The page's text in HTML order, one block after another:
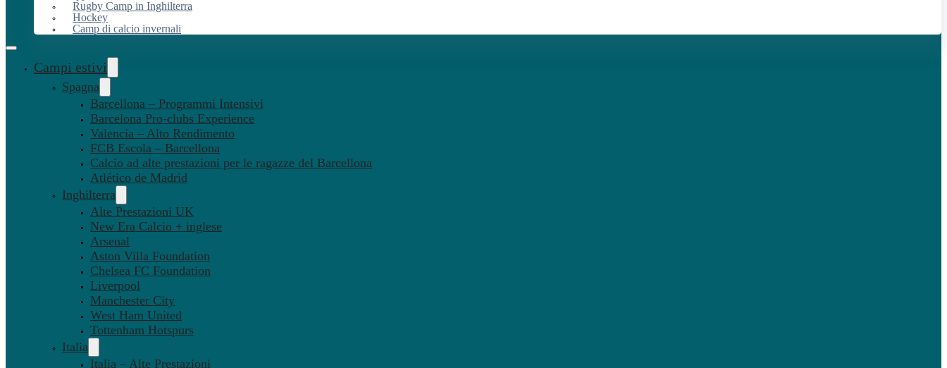
Rugby Camp in Inghilterra
Hockey
Camp di calcio invernali
Campi estivi
Spagna
Barcellona – Programmi Intensivi
Barcelona Pro-clubs Experience
Valencia – Alto Rendimento
FCB Escola – Barcellona
Calcio ad alte prestazioni per le ragazze del Barcellona
Atlético de Madrid
Inghilterra
Alte Prestazioni UK
New Era Calcio + inglese
Arsenal
Aston Villa Foundation
Chelsea FC Foundation
Liverpool
Manchester City
West Ham United
Tottenham Hotspurs
Italia
Italia – Alte Prestazioni